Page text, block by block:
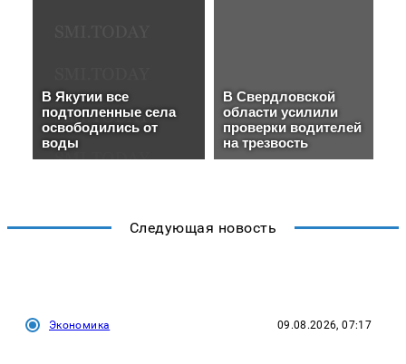
Следующая новость
Экономика 09.08.2026, 07:17